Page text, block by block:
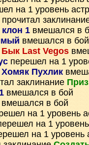
на 1 уровень
прочитал
1 вмешался в
вмешался в бой
Бык Last Vegos
перешел на 1
Хомяк Пухлик
заклинание
вмешался в бой
вмешался в бой
на 1 уровень
на 1
на 1 уровень